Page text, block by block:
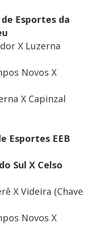
Esportes da
X Luzerna
Novos X
X Capinzal
Esportes EEB
Sul X Celso
X Videira (Chave
Novos X